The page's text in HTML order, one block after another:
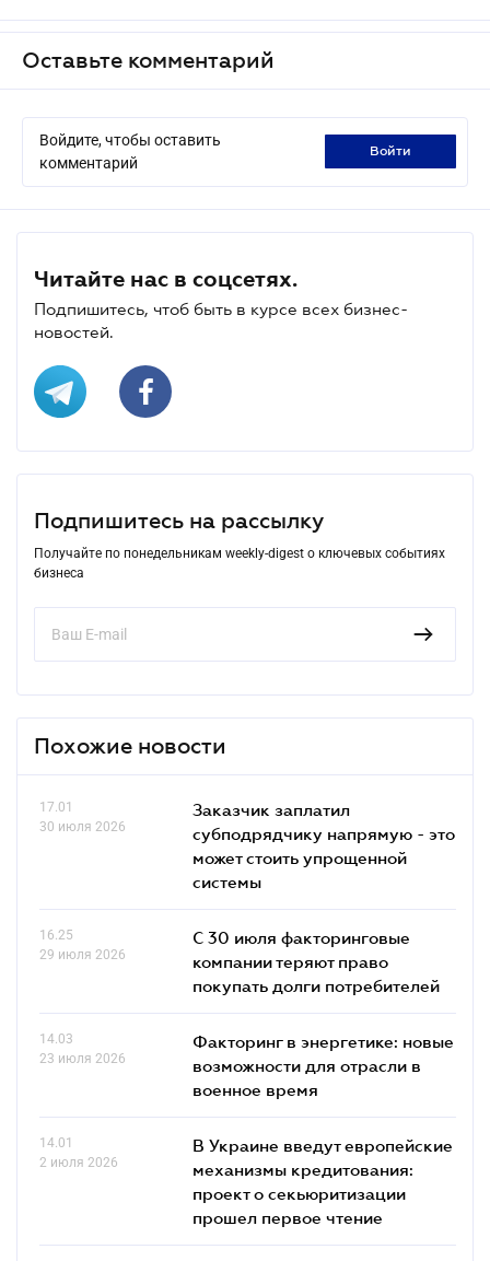
Оставьте комментарий
Войдите, чтобы оставить
комментарий
войти
Читайте нас в соцсетях.
Подпишитесь, чтоб быть в курсе всех бизнес-
новостей.
Подпишитесь на рассылку
Получайте по понедельникам weekly-digest о ключевых событиях
бизнеса
Похожие новости
17.01
30 июля 2026
Заказчик заплатил
субподрядчику напрямую - это
может стоить упрощенной
системы
16.25
29 июля 2026
С 30 июля факторинговые
компании теряют право
покупать долги потребителей
14.03
23 июля 2026
Факторинг в энергетике: новые
возможности для отрасли в
военное время
14.01
2 июля 2026
В Украине введут европейские
механизмы кредитования:
проект о секьюритизации
прошел первое чтение